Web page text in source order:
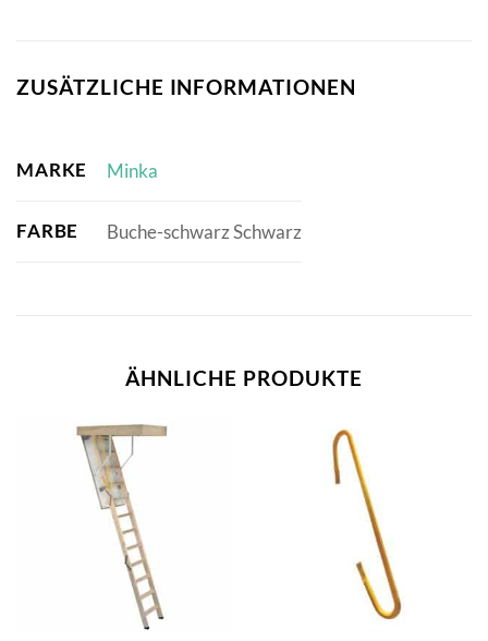
ZUSÄTZLICHE INFORMATIONEN
MARKE Minka
FARBE Buche-schwarz Schwarz
ÄHNLICHE PRODUKTE